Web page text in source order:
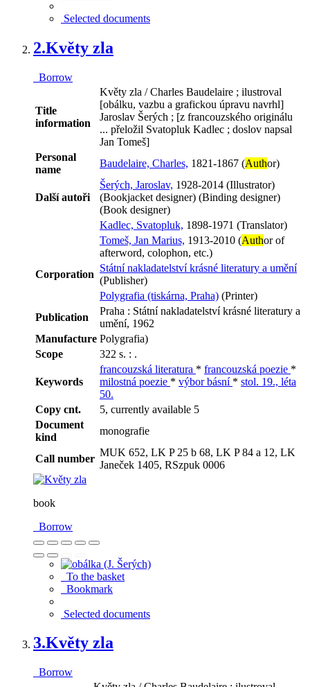
Selected documents
2.Květy zla
Borrow
Title
information
Květy zla / Charles Baudelaire ; ilustroval
[obálku, vazbu a grafickou úpravu navrhl]
Jaroslav Šerých ; [z francouzského originálu
... přeložil Svatopluk Kadlec ; doslov napsal
Jan Tomeš]
Personal
name
Baudelaire, Charles, 1821-1867 (Author)
Další autoři
Šerých, Jaroslav, 1928-2014 (Illustrator)
(Bookjacket designer) (Binding designer)
(Book designer)
Kadlec, Svatopluk, 1898-1971 (Translator)
Tomeš, Jan Marius, 1913-2010 (Author of
afterword, colophon, etc.)
Corporation
Státní nakladatelství krásné literatury a umění
(Publisher)
Polygrafia (tiskárna, Praha) (Printer)
Publication
Praha : Státní nakladatelství krásné literatury a
umění, 1962
Manufacture Polygrafia)
Scope
322 s. : .
Keywords
francouzská literatura * francouzská poezie *
milostná poezie * výbor básní * stol. 19., léta
50.
Copy cnt.
5, currently available 5
Document
kind
monografie
Call number
MUK 652, LK P 25 b 68, LK P 84 a 12, LK
Janeček 1405, RSzpuk 0006
book
Borrow
To the basket
Bookmark
Selected documents
3.Květy zla
Borrow